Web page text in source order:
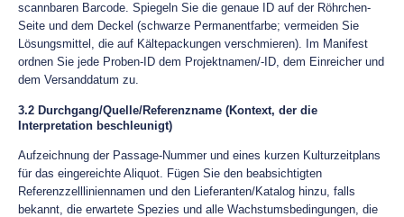
scannbaren Barcode. Spiegeln Sie die genaue ID auf der Röhrchen-
Seite und dem Deckel (schwarze Permanentfarbe; vermeiden Sie
Lösungsmittel, die auf Kältepackungen verschmieren). Im Manifest
ordnen Sie jede Proben-ID dem Projektnamen/-ID, dem Einreicher und
dem Versanddatum zu.
3.2 Durchgang/Quelle/Referenzname (Kontext, der die
Interpretation beschleunigt)
Aufzeichnung der Passage-Nummer und eines kurzen Kulturzeitplans
für das eingereichte Aliquot. Fügen Sie den beabsichtigten
Referenzzellliniennamen und den Lieferanten/Katalog hinzu, falls
bekannt, die erwartete Spezies und alle Wachstumsbedingungen, die